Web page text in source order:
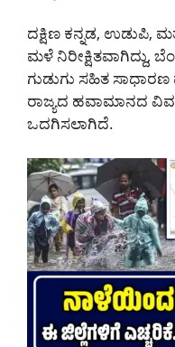
ದಕ್ಷಿಣ ಕನ್ನಡ, ಉಡುಪಿ,
ಮಳೆ ನಿರೀಕ್ಷಿತವಾಗಿದ್ದು,
ಗುಡುಗು ಸಹಿತ
ರಾಜ್ಯದ ಹವಾಮಾನದ
ಒದಗಿಸಲಾಗಿದೆ.